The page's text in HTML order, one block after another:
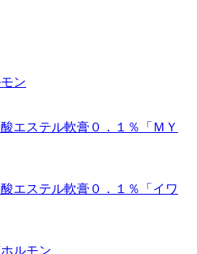
ン
エステル軟膏０．１％「ＭＹ
エステル軟膏０．１％「イワ
ルモン